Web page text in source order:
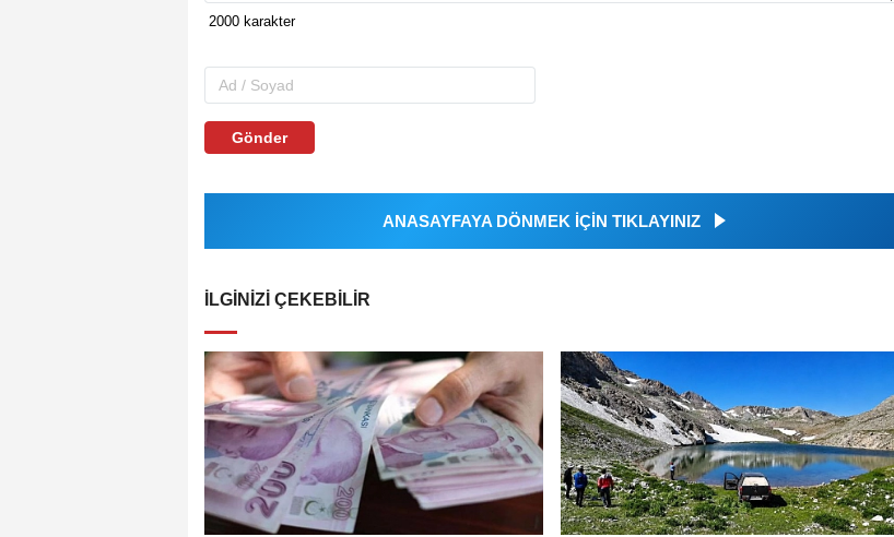
Gönder
ANASAYFAYA DÖNMEK İÇİN TIKLAYINIZ
İLGINIZI ÇEKEBILIR